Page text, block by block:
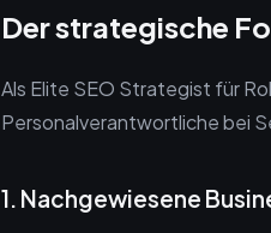
Der strategische
Als Elite SEO Strategist für
Personalverantwortliche bei
1. Nachgewiesene